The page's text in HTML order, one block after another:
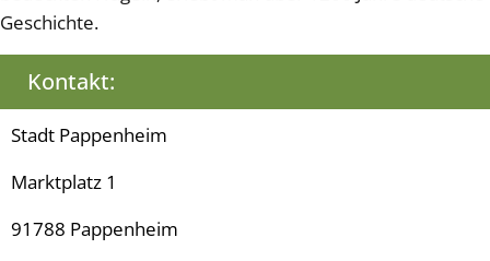
Geschichte.
Kontakt:
Stadt Pappenheim
Marktplatz 1
91788 Pappenheim